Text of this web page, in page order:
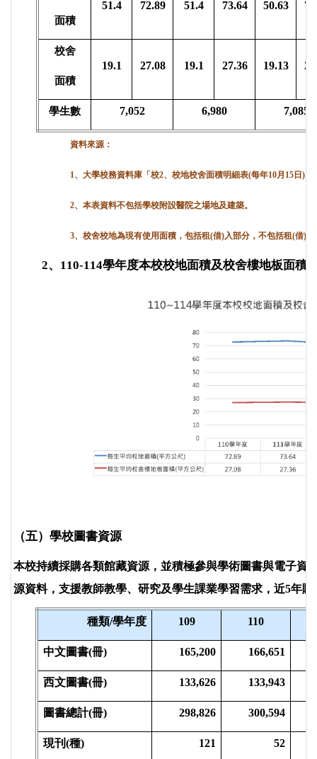
面積
51.4 72.89 51.4 73.64 50.63
校舍
面積
19.1 27.08 19.1 27.36 19.13
學生數 7,052 6,980 7,085
資料來源：
1、大學校務資料庫「校2、校地校舍面積明細表(每年10月15日)」
2、本表資料不包括學校附設醫院之場地及建築。
3、校舍校地為現有使用面積，包括租(借)入部分，不包括租(借)出
2、110-114學年度本校校地面積及校舍樓地板面積
（五）學校圖書資源
本校持續採購各類館藏資源，並積極參與學術圖書與電子資
源資料，支援教師教學、研究及學生課業學習需求，近5年
種類/學年度 109 110
中文圖書(冊) 165,200 166,651
西文圖書(冊) 133,626 133,943
圖書總計(冊) 298,826 300,594
現刊(種) 121 52